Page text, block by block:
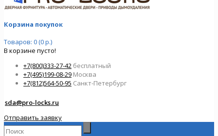
Корзина покупок
Товаров: 0 (0 р.)
В корзине пусто!
+7(800)333-27-42 бесплатный
+7(495)199-08-29 Москва
+7(812)564-50-95 Санкт-Петербург
sda@pro-locks.ru
Отправить заявку